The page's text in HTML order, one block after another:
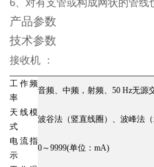
6、对有支管或构成网状的管线
产品参数
技术参数
接收机 ：
工作频
率
音频、中频，射频、50 Hz无源
天线模
式
波谷法（竖直线圈）、波峰法
电流指
示
0～9999(单位：mA)